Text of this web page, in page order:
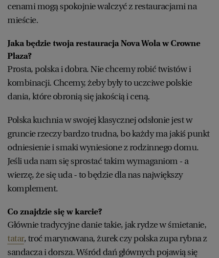
cenami mogą spokojnie walczyć z restauracjami na
mieście.
Jaka będzie twoja restauracja Nova Wola w Crowne
Plaza?
Prosta, polska i dobra. Nie chcemy robić twistów i
kombinacji. Chcemy, żeby były to uczciwe polskie
dania, które obronią się jakością i ceną.
Polska kuchnia w swojej klasycznej odsłonie jest w
gruncie rzeczy bardzo trudna, bo każdy ma jakiś punkt
odniesienie i smaki wyniesione z rodzinnego domu.
Jeśli uda nam się sprostać takim wymaganiom - a
wierzę, że się uda - to będzie dla nas największy
komplement.
Co znajdzie się w karcie?
Głównie tradycyjne danie takie, jak rydze w śmietanie,
tatar, troć marynowana, żurek czy polska zupa rybna z
sandacza i dorsza. Wśród dań głównych pojawią się